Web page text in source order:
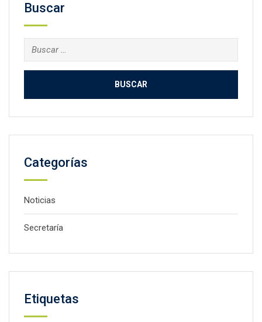
Buscar
Buscar:
Categorías
Noticias
Secretaría
Etiquetas